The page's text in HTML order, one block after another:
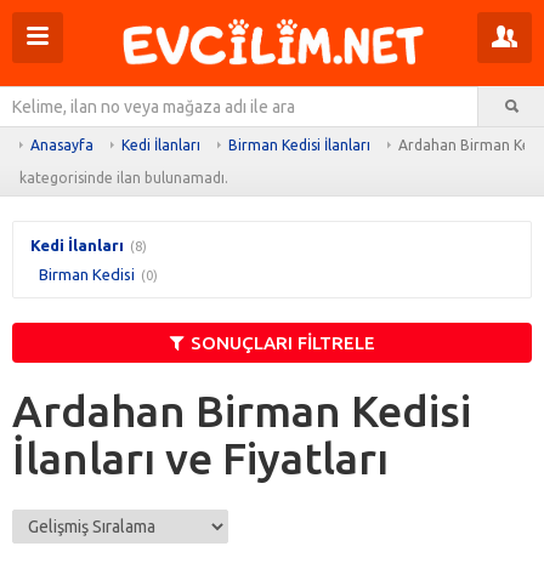
Menüyü
aç
Anasayfa Kedi İlanları Birman Kedisi İlanları Ardahan Birman
kategorisinde ilan bulunamadı.
Kedi İlanları (8)
Birman Kedisi (0)
SONUÇLARI FİLTRELE
Ardahan Birman Kedisi
İlanları ve Fiyatları